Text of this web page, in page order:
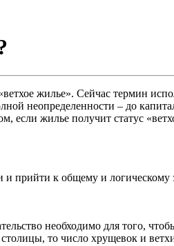
жилье». Сейчас термин
неопределенности – до
если жилье получит статус
прийти к общему и
необходимо для того,
то число хрущевок и